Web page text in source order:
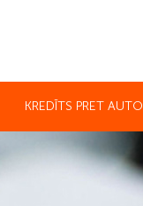
KREDĪTS PRET AUTO